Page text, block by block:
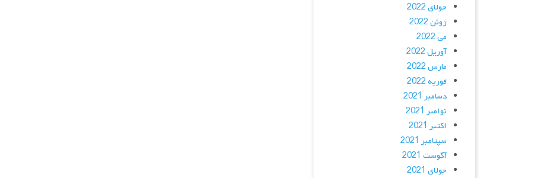
جولای 2022
ژوئن 2022
می 2022
آوریل 2022
مارس 2022
فوریه 2022
دسامبر 2021
نوامبر 2021
اکتبر 2021
سپتامبر 2021
آگوست 2021
جولای 2021